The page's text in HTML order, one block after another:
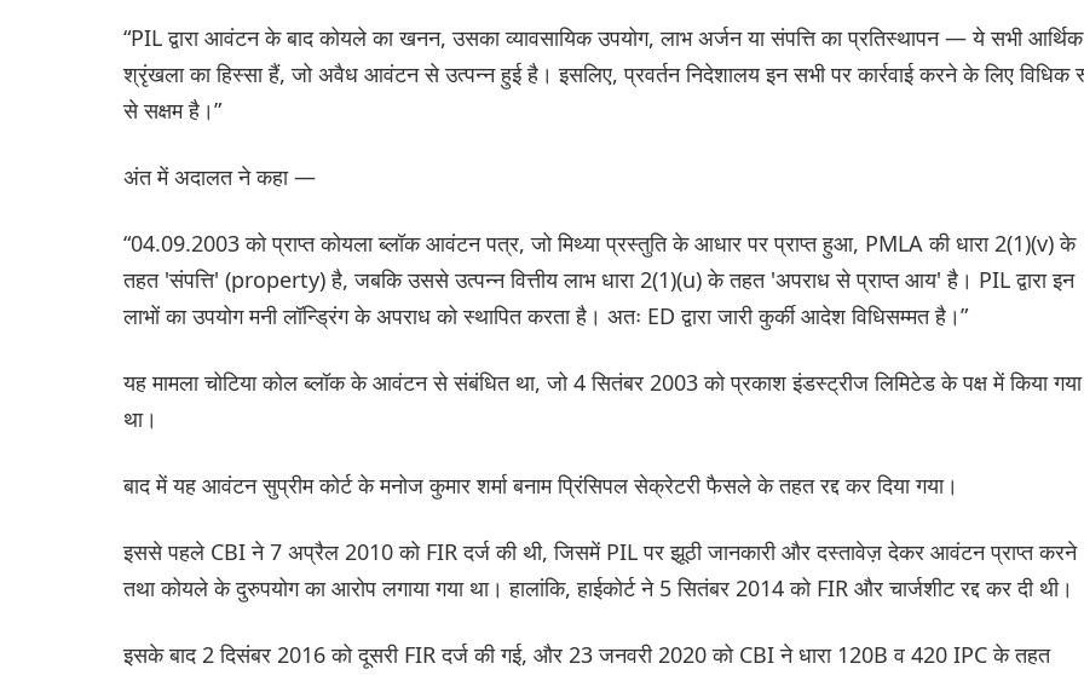
“PIL द्वारा आवंटन के बाद कोयले का खनन, उसका व्यावसायिक उपयोग, लाभ अर्जन या संपत्ति का प्रतिस्थापन — ये सभी आर्थिक
श्रृंखला का हिस्सा हैं, जो अवैध आवंटन से उत्पन्न हुई है। इसलिए, प्रवर्तन निदेशालय इन सभी पर कार्रवाई करने के लिए विधिक
से सक्षम है।”
अंत में अदालत ने कहा —
“04.09.2003 को प्राप्त कोयला ब्लॉक आवंटन पत्र, जो मिथ्या प्रस्तुति के आधार पर प्राप्त हुआ, PMLA की धारा 2(1)(v) के
तहत 'संपत्ति' (property) है, जबकि उससे उत्पन्न वित्तीय लाभ धारा 2(1)(u) के तहत 'अपराध से प्राप्त आय' है। PIL द्वारा इन
लाभों का उपयोग मनी लॉन्ड्रिंग के अपराध को स्थापित करता है। अतः ED द्वारा जारी कुर्की आदेश विधिसम्मत है।”
यह मामला चोटिया कोल ब्लॉक के आवंटन से संबंधित था, जो 4 सितंबर 2003 को प्रकाश इंडस्ट्रीज लिमिटेड के पक्ष में किया गया
था।
बाद में यह आवंटन सुप्रीम कोर्ट के मनोज कुमार शर्मा बनाम प्रिंसिपल सेक्रेटरी फैसले के तहत रद्द कर दिया गया।
इससे पहले CBI ने 7 अप्रैल 2010 को FIR दर्ज की थी, जिसमें PIL पर झूठी जानकारी और दस्तावेज़ देकर आवंटन प्राप्त करने
तथा कोयले के दुरुपयोग का आरोप लगाया गया था। हालांकि, हाईकोर्ट ने 5 सितंबर 2014 को FIR और चार्जशीट रद्द कर दी थी।
इसके बाद 2 दिसंबर 2016 को दूसरी FIR दर्ज की गई, और 23 जनवरी 2020 को CBI ने धारा 120B व 420 IPC के तहत